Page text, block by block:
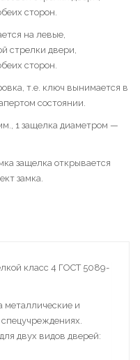
сторон.
на левые,
стрелки двери,
сторон.
т.е. ключ вынимается в
состоянии.
1 защелка диаметром —
защелка открывается
замка.
класс 4 ГОСТ 5089-
металлические и
двух видов дверей: